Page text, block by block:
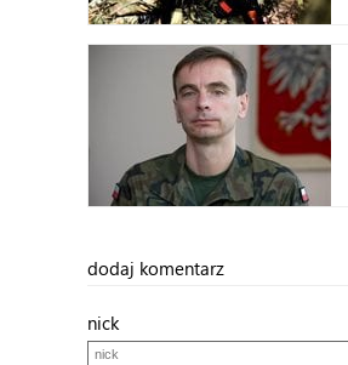
dodaj komentarz
nick